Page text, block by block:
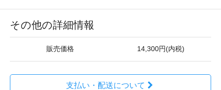
その他の詳細情報
販売価格 14,300円(内税)
支払い・配送について